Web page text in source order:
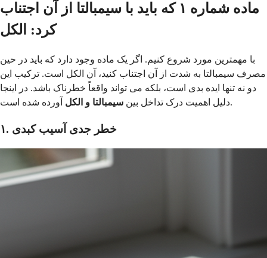
ماده شماره ۱ که باید با سیمبالتا از آن اجتناب
کرد: الکل
با مهمترین مورد شروع کنیم. اگر یک ماده وجود دارد که باید در حین
مصرف سیمبالتا به شدت از آن اجتناب کنید، آن الکل است. ترکیب این
دو نه تنها ایده بدی است، بلکه می تواند واقعاً خطرناک باشد. در اینجا
دلیل اهمیت درک تداخل بین سیمبالتا و الکل آورده شده است.
۱. خطر جدی آسیب کبدی